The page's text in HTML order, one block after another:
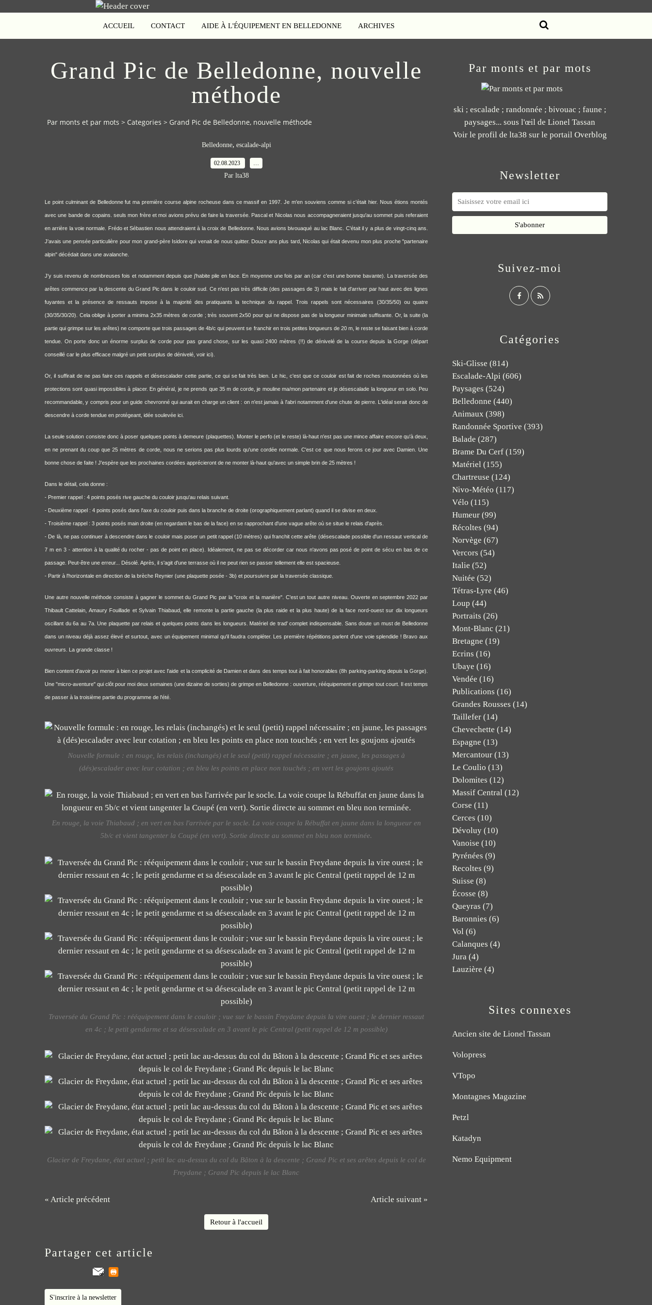
ACCUEIL CONTACT AIDE À L'ÉQUIPEMENT EN BELLEDONNE ARCHIVES
Grand Pic de Belledonne, nouvelle
méthode
Par monts et par mots > Categories > Grand Pic de Belledonne, nouvelle méthode
Belledonne, escalade-alpi
02.08.2023
Par lta38
Le point culminant de Belledonne fut ma première course alpine rocheuse dans ce massif en 1997. Je m'en souviens comme si c'était hier. Nous étions montés
avec une bande de copains. seuls mon frère et moi avions prévu de faire la traversée. Pascal et Nicolas nous accompagneraient jusqu'au sommet puis referaient
en arrière la voie normale. Frédo et Sébastien nous attendraient à la croix de Belledonne. Nous avions bivouaqué au lac Blanc. C'était il y a plus de vingt-cinq ans.
J'avais une pensée particulière pour mon grand-père Isidore qui venait de nous quitter. Douze ans plus tard, Nicolas qui était devenu mon plus proche "partenaire
alpin" décédait dans une avalanche.
J'y suis revenu de nombreuses fois et notamment depuis que j'habite pile en face. En moyenne une fois par an (car c'est une bonne bavante). La traversée des
arêtes commence par la descente du Grand Pic dans le couloir sud. Ce n'est pas très difficile (des passages de 3) mais le fait d'arriver par haut avec des lignes
fuyantes et la présence de ressauts impose à la majorité des pratiquants la technique du rappel. Trois rappels sont nécessaires (30/35/50) ou quatre
(30/35/30/20). Cela oblige à porter a minima 2x35 mètres de corde ; très souvent 2x50 pour qui ne dispose pas de la longueur minimale suffisante. Or, la suite (la
partie qui grimpe sur les arêtes) ne comporte que trois passages de 4b/c qui peuvent se franchir en trois petites longueurs de 20 m, le reste se faisant bien à corde
tendue. On porte donc un énorme surplus de corde pour pas grand chose, sur les quasi 2400 mètres (!!) de dénivelé de la course depuis la Gorge (départ
conseillé car le plus efficace malgré un petit surplus de dénivelé, voir ici).
Or, il suffirait de ne pas faire ces rappels et désescalader cette partie, ce qui se fait très bien. Le hic, c'est que ce couloir est fait de roches moutonnées où les
protections sont quasi impossibles à placer. En général, je ne prends que 35 m de corde, je mouline ma/mon partenaire et je désescalade la longueur en solo. Peu
recommandable, y compris pour un guide chevronné qui aurait en charge un client : on n'est jamais à l'abri notamment d'une chute de pierre. L'idéal serait donc de
descendre à corde tendue en protégeant, idée soulevée ici
La seule solution consiste donc à poser quelques points à demeure (plaquettes). Monter le perfo (et le reste) là-haut n'est pas une mince affaire encore qu'à deux,
en ne prenant du coup que 25 mètres de corde, nous ne serions pas plus lourds qu'une cordée normale. C'est ce que nous ferons ce jour avec Damien. Une
bonne chose de faite ! J'espère que les prochaines cordées apprécieront de ne monter là-haut qu'avec un simple brin de 25 mètres !
Dans le détail, cela donne :
- Premier rappel : 4 points posés rive gauche du couloir jusqu'au relais suivant.
- Deuxième rappel : 4 points posés dans l'axe du couloir puis dans la branche de droite (orographiquement parlant) quand il se divise en deux.
- Troisième rappel : 3 points posés main droite (en regardant le bas de la face) en se rapprochant d'une vague arête où se situe le relais d'après.
- De là, ne pas continuer à descendre dans le couloir mais poser un petit rappel (10 mètres) qui franchit cette arête (désescalade possible d'un ressaut vertical de
7 m en 3 - attention à la qualité du rocher - pas de point en place). Idéalement, ne pas se décorder car nous n'avons pas posé de point de sécu en bas de ce
passage. Peut-être une erreur... Désolé. Après, il s'agit d'une terrasse où il ne peut rien se passer tellement elle est spacieuse.
- Partir à l'horizontale en direction de la brèche Reynier (une plaquette posée - 3b) et poursuivre par la traversée classique.
Une autre nouvelle méthode consiste à gagner le sommet du Grand Pic par la "croix et la manière". C'est un tout autre niveau. Ouverte en septembre 2022 par
Thibault Cattelain, Amaury Fouillade et Sylvain Thiabaud, elle remonte la partie gauche (la plus raide et la plus haute) de la face nord-ouest sur dix longueurs
oscillant du 6a au 7a. Une plaquette par relais et quelques points dans les longueurs. Matériel de trad' complet indispensable. Sans doute un must de Belledonne
dans un niveau déjà assez élevé et surtout, avec un équipement minimal qu'il faudra compléter. Les première répétitions parlent d'une voie splendide ! Bravo aux
ouvreurs. La grande classe !
Bien content d'avoir pu mener à bien ce projet avec l'aide et la complicité de Damien et dans des temps tout à fait honorables (8h parking-parking depuis la Gorge).
Une "micro-aventure" qui clôt pour moi deux semaines (une dizaine de sorties) de grimpe en Belledonne : ouverture, rééquipement et grimpe tout court. Il est temps
de passer à la troisième partie du programme de l'été.
Nouvelle formule : en rouge, les relais (inchangés) et le seul (petit) rappel nécessaire ; en jaune, les passages à
(dés)escalader avec leur cotation ; en bleu les points en place non touchés ; en vert les goujons ajoutés
En rouge, la voie Thiabaud ; en vert en bas l'arrivée par le socle. La voie coupe la Rébuffat en jaune dans la longueur en
5b/c et vient tangenter la Coupé (en vert). Sortie directe au sommet en bleu non terminée.
Traversée du Grand Pic : rééquipement dans le couloir ; vue sur le bassin Freydane depuis la vire ouest ; le dernier ressaut
en 4c ; le petit gendarme et sa désescalade en 3 avant le pic Central (petit rappel de 12 m possible)
Glacier de Freydane, état actuel ; petit lac au-dessus du col du Bâton à la descente ; Grand Pic et ses arêtes depuis le col de
Freydane ; Grand Pic depuis le lac Blanc
« Article précédent Article suivant »
Retour à l'accueil
Partager cet article
S'inscrire à la newsletter
Newsletter
Catégories
Ski-Glisse (814)
Escalade-Alpi (606)
Paysages (524)
Belledonne (440)
Animaux (398)
Randonnée Sportive (393)
Balade (287)
Brame Du Cerf (159)
Matériel (155)
Chartreuse (124)
Nivo-Météo (117)
Vélo (115)
Humeur (99)
Récoltes (94)
Norvège (67)
Vercors (54)
Italie (52)
Nuitée (52)
Tétras-Lyre (46)
Loup (44)
Portraits (26)
Mont-Blanc (21)
Bretagne (19)
Ecrins (16)
Ubaye (16)
Vendée (16)
Publications (16)
Grandes Rousses (14)
Taillefer (14)
Chevechette (14)
Espagne (13)
Mercantour (13)
Le Coulio (13)
Dolomites (12)
Massif Central (12)
Corse (11)
Cerces (10)
Dévoluy (10)
Vanoise (10)
Pyrénées (9)
Recoltes (9)
Suisse (8)
Écosse (8)
Queyras (7)
Baronnies (6)
Vol (6)
Calanques (4)
Jura (4)
Lauzière (4)
Par monts et par mots
ski ; escalade ; randonnée ; bivouac ; faune ;
paysages... sous l'œil de Lionel Tassan
Voir le profil de lta38 sur le portail Overblog
Suivez-moi
Sites connexes
Ancien site de Lionel Tassan
Volopress
VTopo
Montagnes Magazine
Petzl
Katadyn
Nemo Equipment